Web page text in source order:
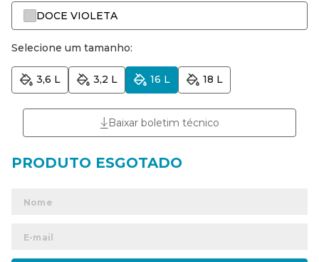
DOCE VIOLETA
Selecione um tamanho:
3,6 L 3,2 L 16 L 18 L
Baixar boletim técnico